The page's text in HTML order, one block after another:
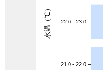
22.0 - 23.0
21.0 - 22.0
水温（℃）